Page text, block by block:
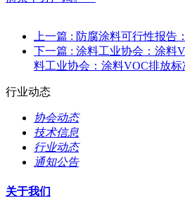
上一篇 : 防腐涂料可行性报告
下一篇 : 涂料工业协会：涂料
料工业协会：涂料VOC排放标
行业动态
协会动态
技术信息
行业动态
通知公告
关于我们